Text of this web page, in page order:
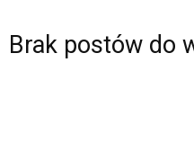
Brak postów do